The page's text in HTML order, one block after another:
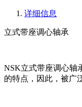
详细信息
立式带座调心轴承
NSK立式带座调心轴
的特点，因此，被广